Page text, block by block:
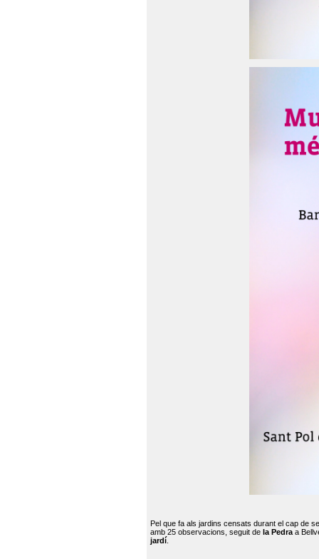
Pel que fa als jardins censats durant el cap de
amb 25 observacions, seguit de la Pedra a
jardí